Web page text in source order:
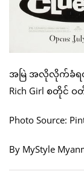
အမြဲ အလိုလိုက်ခံရ
Rich Girl စတိုင်
Photo Source:
By MyStyle